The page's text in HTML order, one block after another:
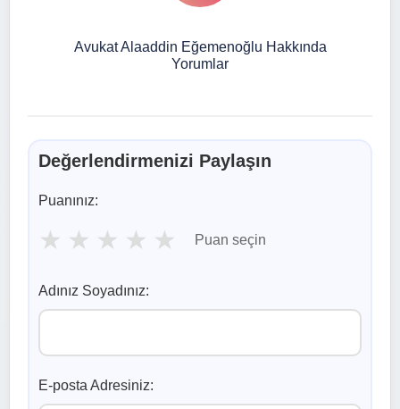
Avukat Alaaddin Eğemenoğlu Hakkında
Yorumlar
Değerlendirmenizi Paylaşın
Puanınız:
★ ★ ★ ★ ★ Puan seçin
Adınız Soyadınız:
E-posta Adresiniz: